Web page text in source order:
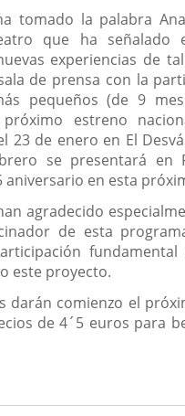
tomado la palabra
que ha señalado
experiencias de
de prensa con la
pequeños (de 9
estreno
23 de enero en El
se presentará en
aniversario en esta
agradecido
de esta
este proyecto.
darán comienzo el
de 4´5 euros para